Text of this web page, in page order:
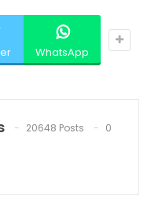
WhatsApp
20648 Posts
0